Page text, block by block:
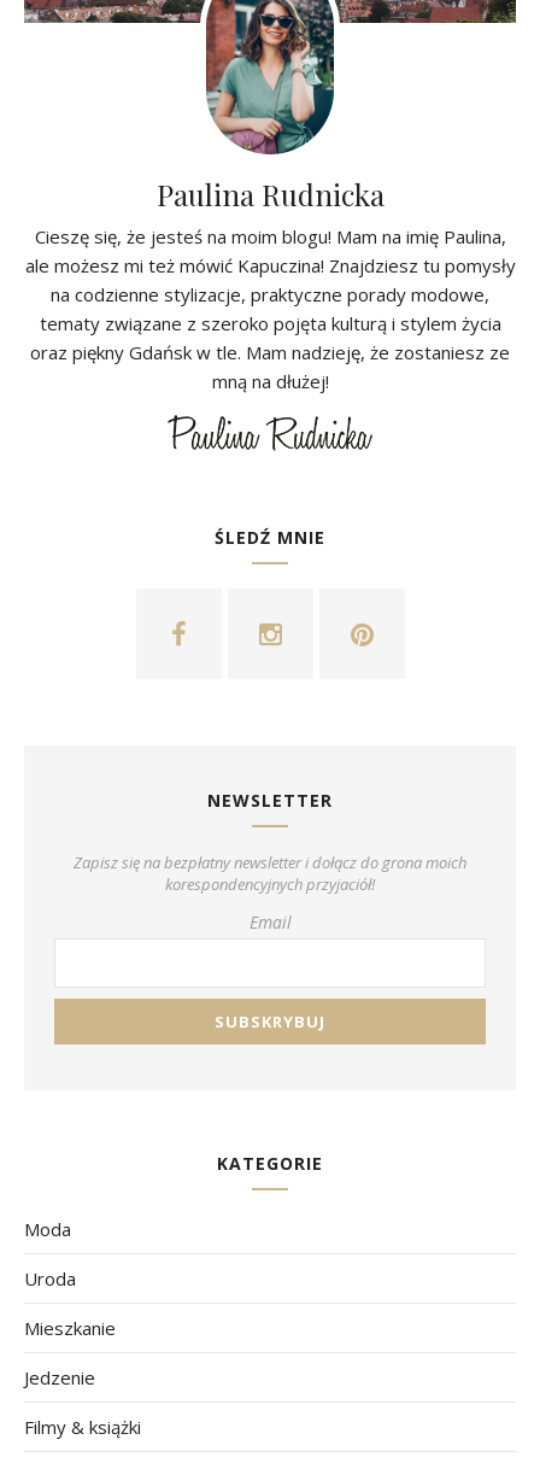
Paulina Rudnicka
Cieszę się, że jesteś na moim blogu! Mam na imię Paulina,
ale możesz mi też mówić Kapuczina! Znajdziesz tu pomysły
na codzienne stylizacje, praktyczne porady modowe,
tematy związane z szeroko pojęta kulturą i stylem życia
oraz piękny Gdańsk w tle. Mam nadzieję, że zostaniesz ze
mną na dłużej!
ŚLEDŹ MNIE
NEWSLETTER
Zapisz się na bezpłatny newsletter i dołącz do grona moich
korespondencyjnych przyjaciół!
Email
KATEGORIE
Moda
Uroda
Mieszkanie
Jedzenie
Filmy & książki